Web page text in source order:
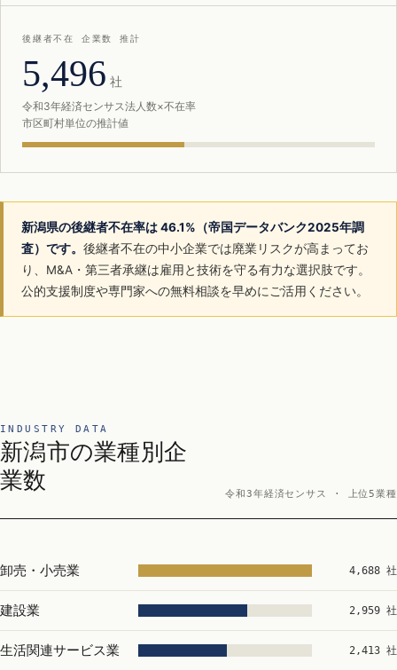
後継者不在 企業数 推計
5,496 社
令和3年経済センサス法人数×不在率
市区町村単位の推計値
新潟県の後継者不在率は 46.1%（帝国データバンク2025年調
査）です。 後継者不在の中小企業では廃業リスクが高まってお
り、M&A・第三者承継は雇用と技術を守る有力な選択肢です。
公的支援制度や専門家への無料相談を早めにご活用ください。
INDUSTRY DATA
新潟市の業種別企
業数
令和3年経済センサス · 上位5業種
卸売・小売業 4,688 社
建設業 2,959 社
生活関連サービス業 2,413 社